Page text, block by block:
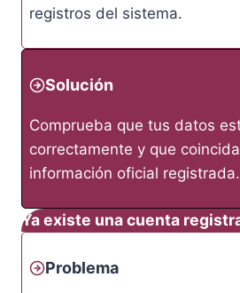
registros del sistema.
Solución
Comprueba que tus datos
correctamente y que
información oficial registrada.
Ya existe una cuenta
Problema